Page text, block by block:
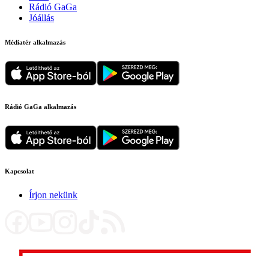
Rádió GaGa
Jóállás
Médiatér alkalmazás
Rádió GaGa alkalmazás
Kapcsolat
Írjon nekünk